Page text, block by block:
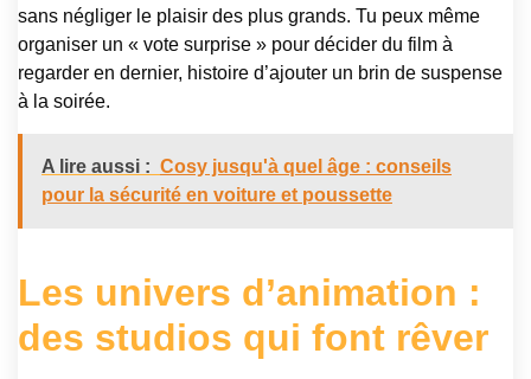
sans négliger le plaisir des plus grands. Tu peux même
organiser un « vote surprise » pour décider du film à
regarder en dernier, histoire d’ajouter un brin de suspense
à la soirée.
A lire aussi : Cosy jusqu'à quel âge : conseils
pour la sécurité en voiture et poussette
Les univers d’animation :
des studios qui font rêver